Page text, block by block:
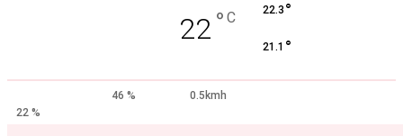
22 ° C 22.3 °
21.1 °
46 %
0.5kmh
22 %